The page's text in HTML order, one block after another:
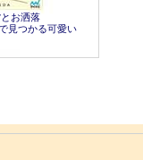
お洒落
見つかる可愛い